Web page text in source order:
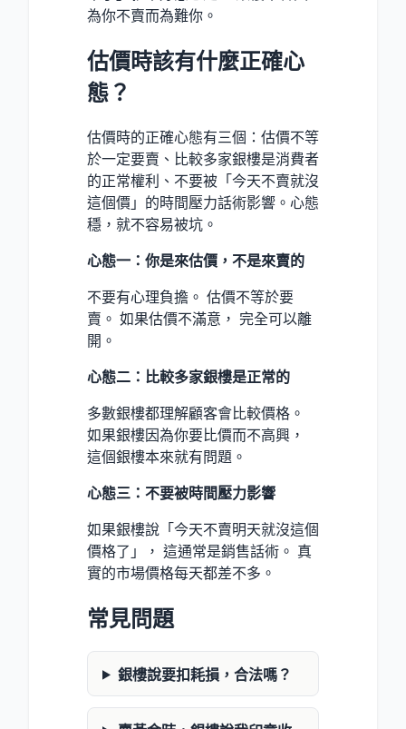
為你不賣而為難你。
估價時該有什麼正確心
態？
估價時的正確心態有三個：估價不等
於一定要賣、比較多家銀樓是消費者
的正常權利、不要被「今天不賣就沒
這個價」的時間壓力話術影響。心態
穩，就不容易被坑。
心態一：你是來估價，不是來賣的
不要有心理負擔。 估價不等於要
賣。 如果估價不滿意， 完全可以離
開。
心態二：比較多家銀樓是正常的
多數銀樓都理解顧客會比較價格。
如果銀樓因為你要比價而不高興，
這個銀樓本來就有問題。
心態三：不要被時間壓力影響
如果銀樓說「今天不賣明天就沒這個
價格了」， 這通常是銷售話術。 真
實的市場價格每天都差不多。
常見問題
銀樓說要扣耗損，合法嗎？